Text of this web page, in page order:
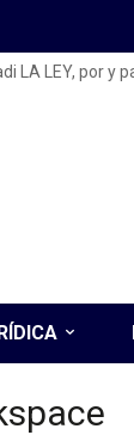
LA LEY, por y